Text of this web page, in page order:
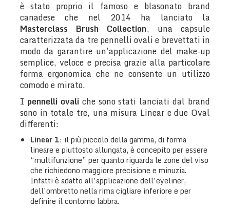
è stato proprio il famoso e blasonato brand
canadese che nel 2014 ha lanciato la
Masterclass Brush Collection, una capsule
caratterizzata da tre pennelli ovali e brevettati in
modo da garantire un’applicazione del make-up
semplice, veloce e precisa grazie alla particolare
forma ergonomica che ne consente un utilizzo
comodo e mirato.
I pennelli ovaliche sono stati lanciati dal brand
sono in totale tre, una misura Linear e due Oval
differenti:
Linear 1: il più piccolo della gamma, di forma
lineare e piuttosto allungata, è concepito per essere
“multifunzione” per quanto riguarda le zone del viso
che richiedono maggiore precisione e minuzia.
Infatti è adatto all’applicazione dell’eyeliner,
dell’ombretto nella rima cigliare inferiore e per
definire il contorno labbra.